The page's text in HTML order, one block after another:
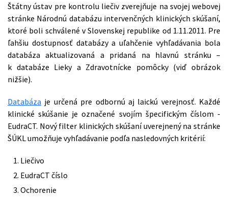
Štátny ústav pre kontrolu liečiv zverejňuje na svojej webovej
stránke Národnú databázu intervenčných klinických skúšaní,
ktoré boli schválené v Slovenskej republike od 1.11.2011. Pre
ľahšiu dostupnosť databázy a uľahčenie vyhľadávania bola
databáza aktualizovaná a pridaná na hlavnú stránku –
k databáze Lieky a Zdravotnícke pomôcky (viď obrázok
nižšie).
Databáza je určená pre odbornú aj laickú verejnosť. Každé
klinické skúšanie je označené svojím špecifickým číslom -
EudraCT. Nový filter klinických skúšaní uverejnený na stránke
ŠÚKL umožňuje vyhľadávanie podľa nasledovných kritérií:
Liečivo
EudraCT číslo
Ochorenie